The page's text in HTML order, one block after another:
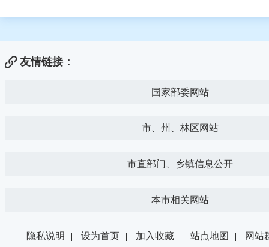
友情链接：
国家部委网站
市、州、林区网站
市直部门、乡镇信息公开
本市相关网站
隐私说明 | 设为首页 | 加入收藏 | 站点地图 | 网站